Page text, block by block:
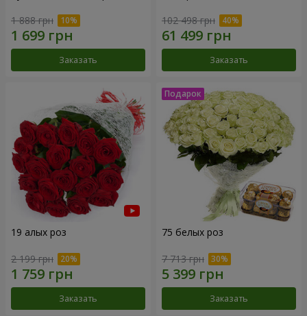
1 888 грн
Заказать
102 498 грн
Заказать
19 алых роз
2 199 грн
Заказать
75 белых роз
7 713 грн
Заказать